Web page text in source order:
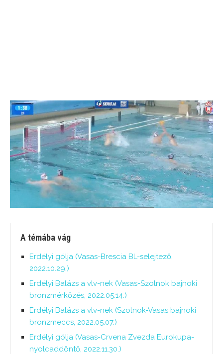
A témába vág
Erdélyi gólja (Vasas-Brescia BL-selejtező,
2022.10.29.)
Erdélyi Balázs a vlv-nek (Vasas-Szolnok bajnoki
bronzmérkőzés, 2022.05.14.)
Erdélyi Balázs a vlv-nek (Szolnok-Vasas bajnoki
bronzmeccs, 2022.05.07.)
Erdélyi gólja (Vasas-Crvena Zvezda Eurokupa-
nyolcaddöntő, 2022.11.30.)